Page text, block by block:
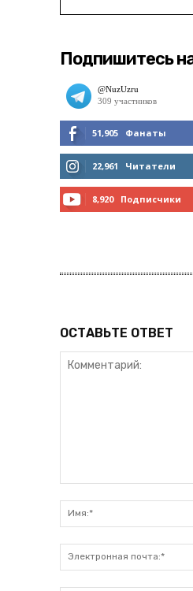
Подпишитесь
51,905 Фанаты
МНЕ
22,961 Читатели
8,920 Подписчики
ОСТАВЬТЕ ОТВЕТ